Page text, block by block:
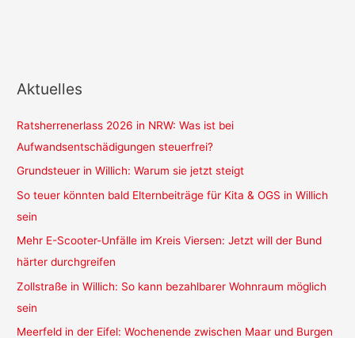
Aktuelles
Ratsherrenerlass 2026 in NRW: Was ist bei
Aufwandsentschädigungen steuerfrei?
Grundsteuer in Willich: Warum sie jetzt steigt
So teuer könnten bald Elternbeiträge für Kita & OGS in Willich
sein
Mehr E-Scooter-Unfälle im Kreis Viersen: Jetzt will der Bund
härter durchgreifen
Zollstraße in Willich: So kann bezahlbarer Wohnraum möglich
sein
Meerfeld in der Eifel: Wochenende zwischen Maar und Burgen